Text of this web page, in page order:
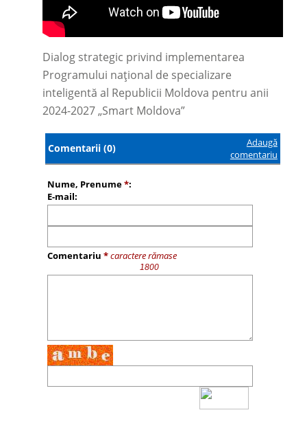
Dialog strategic privind implementarea
Programului național de specializare
inteligentă al Republicii Moldova pentru anii
2024-2027 „Smart Moldova”
Comentarii (0)
Adaugă
comentariu
Nume, Prenume*:
E-mail:
Comentariu *caractere rămase